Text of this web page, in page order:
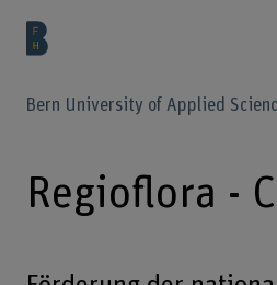
Bern University of Applied
Regioflora -